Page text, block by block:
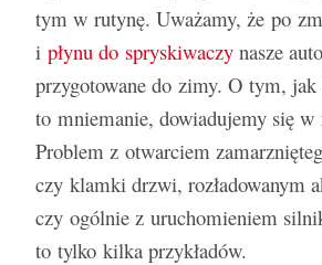
Jak wybrać i czyścić dywaniki
Rusza strefa czystego
Warszawie. Co to oznacza?
Co oznacza zapalona
samochodzie?
Bezpieczna jazda zimą okiem
Mistrza
tym w rutynę. Uważamy, że po
i płynu do spryskiwaczy nasze
przygotowane do zimy. O tym, jak
to mniemanie, dowiadujemy się w
Problem z otwarciem
czy klamki drzwi, rozładowanym
czy ogólnie z uruchomieniem
to tylko kilka przykładów.